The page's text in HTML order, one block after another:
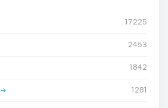
17225
2453
1842
→ 1281